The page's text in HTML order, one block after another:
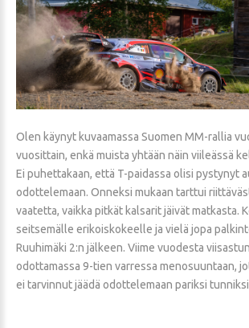
Olen käynyt kuvaamassa Suomen MM-rallia
vuosittain, enkä muista yhtään näin viileässä
Ei puhettakaan, että T-paidassa olisi pystynyt
odottelemaan. Onneksi mukaan tarttui
vaatetta, vaikka pitkät kalsarit jäivät matkasta.
seitsemälle erikoiskokeelle ja vielä jopa
Ruuhimäki 2:n jälkeen. Viime vuodesta
odottamassa 9-tien varressa menosuuntaan,
ei tarvinnut jäädä odottelemaan pariksi